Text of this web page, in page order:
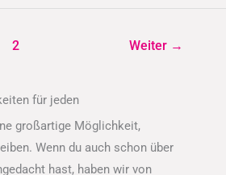
2 Weiter →
für jeden
großartige Möglichkeit,
Wenn du auch schon über
hast, haben wir von